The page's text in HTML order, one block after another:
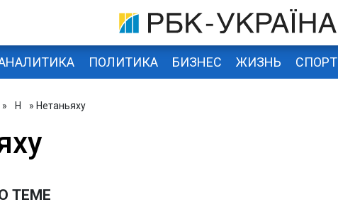
ПОЛИТИКА БИЗНЕС ЖИЗНЬ СПОРТ
» Н » Нетаньяху
ТЕМЕ